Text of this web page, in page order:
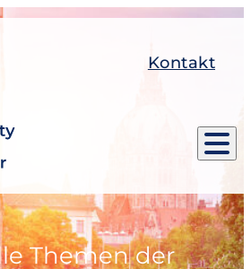
Kontakt
Themen der